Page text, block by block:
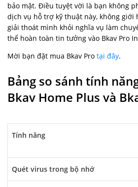
bảo mật. Điều tuyệt vời là bạn không
dịch vụ hỗ trợ kỹ thuật này, không giới
giải thoát mình khỏi nghĩa vụ làm
thể hoàn toàn tin tưởng vào Bkav Pro
Mời bạn đặt mua Bkav Pro tại đây.
Bảng so sánh tính
Bkav Home Plus và
Tính năng
Quét virus trong bộ nhớ